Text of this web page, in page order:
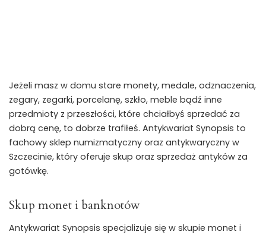
Jeżeli masz w domu stare monety, medale, odznaczenia,
zegary, zegarki, porcelanę, szkło, meble bądź inne
przedmioty z przeszłości, które chciałbyś sprzedać za
dobrą cenę, to dobrze trafiłeś. Antykwariat Synopsis to
fachowy sklep numizmatyczny oraz antykwaryczny w
Szczecinie, który oferuje skup oraz sprzedaż antyków za
gotówkę.
Skup monet i banknotów
Antykwariat Synopsis specjalizuje się w skupie monet i